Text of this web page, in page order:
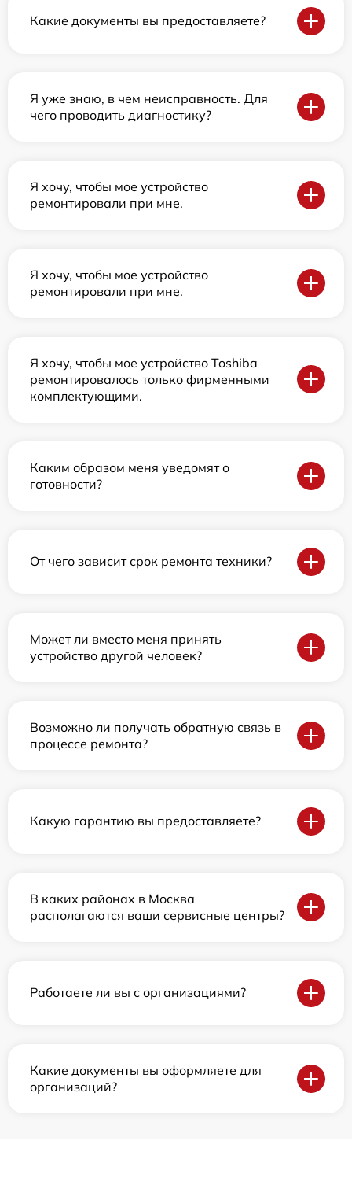
Какие документы вы предоставляете?
Я уже знаю, в чем неисправность. Для
чего проводить диагностику?
Я хочу, чтобы мое устройство
ремонтировали при мне.
Я хочу, чтобы мое устройство
ремонтировали при мне.
Я хочу, чтобы мое устройство Toshiba
ремонтировалось только фирменными
комплектующими.
Каким образом меня уведомят о
готовности?
От чего зависит срок ремонта техники?
Может ли вместо меня принять
устройство другой человек?
Возможно ли получать обратную связь в
процессе ремонта?
Какую гарантию вы предоставляете?
В каких районах в Москва
располагаются ваши сервисные центры?
Работаете ли вы с организациями?
Какие документы вы оформляете для
организаций?